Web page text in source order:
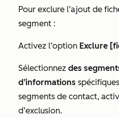
Pour exclure l’ajout de
segment :
Activez l’option Exclure
Sélectionnez des
d’informations
segments de contact,
d’exclusion.